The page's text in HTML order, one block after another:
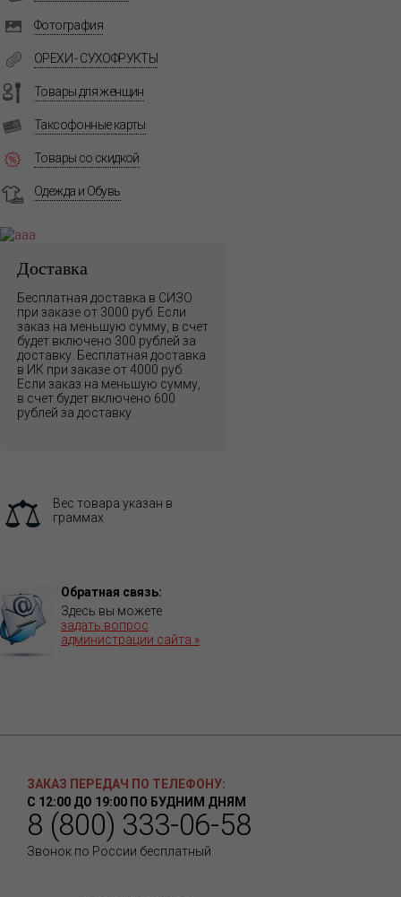
Фотография
ОРЕХИ - СУХОФРУКТЫ
Товары для женщин
Таксофонные карты
Товары со скидкой
Одежда и Обувь
Доставка
Бесплатная доставка в СИЗО
при заказе от 3000 руб. Если
заказ на меньшую сумму, в счет
будет включено 300 рублей за
доставку. Бесплатная доставка
в ИК при заказе от 4000 руб.
Если заказ на меньшую сумму,
в счет будет включено 600
рублей за доставку.
Вес товара указан в
граммах
Обратная связь:
Здесь вы можете
задать вопрос
администрации сайта »
ЗАКАЗ ПЕРЕДАЧ ПО ТЕЛЕФОНУ:
С 12:00 ДО 19:00 ПО БУДНИМ ДНЯМ
8 (800) 333-06-58
Звонок по России бесплатный